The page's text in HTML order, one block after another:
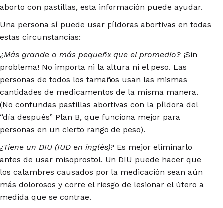
aborto con pastillas, esta información puede ayudar.
Una persona sí puede usar píldoras abortivas en todas
estas circunstancias:
¿Más grande o más pequeñx que el promedio? ¡Sin
problema! No importa ni la altura ni el peso. Las
personas de todos los tamaños usan las mismas
cantidades de medicamentos de la misma manera.
(No confundas pastillas abortivas con la píldora del
“día después” Plan B, que funciona mejor para
personas en un cierto rango de peso).
¿Tiene un DIU (IUD en inglés)? Es mejor eliminarlo
antes de usar misoprostol. Un DIU puede hacer que
los calambres causados por la medicación sean aún
más dolorosos y corre el riesgo de lesionar el útero a
medida que se contrae.